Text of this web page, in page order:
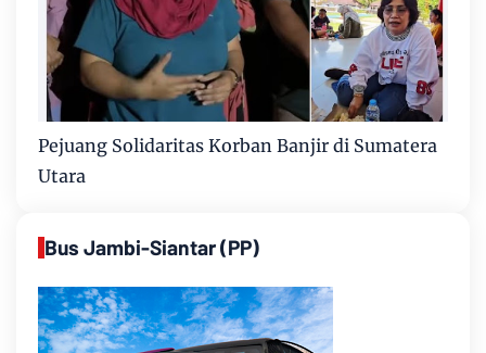
Pejuang Solidaritas Korban Banjir di Sumatera
Utara
Bus Jambi-Siantar (PP)